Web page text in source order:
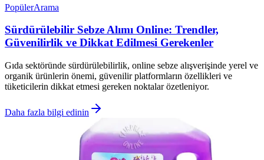
PopülerArama
Sürdürülebilir Sebze Alımı Online: Trendler,
Güvenilirlik ve Dikkat Edilmesi Gerekenler
Gıda sektöründe sürdürülebilirlik, online sebze alışverişinde yerel ve
organik ürünlerin önemi, güvenilir platformların özellikleri ve
tüketicilerin dikkat etmesi gereken noktalar özetleniyor.
Daha fazla bilgi edinin